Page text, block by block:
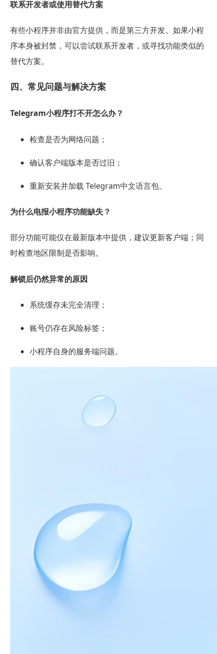
联系开发者或使用替代方案
有些小程序并非由官方提供，而是第三方开发。如果小程
序本身被封禁，可以尝试联系开发者，或寻找功能类似的
替代方案。
四、常见问题与解决方案
Telegram小程序打不开怎么办？
检查是否为网络问题；
确认客户端版本是否过旧；
重新安装并加载 Telegram中文语言包。
为什么电报小程序功能缺失？
部分功能可能仅在最新版本中提供，建议更新客户端；同
时检查地区限制是否影响。
解锁后仍然异常的原因
系统缓存未完全清理；
账号仍存在风险标签；
小程序自身的服务端问题。